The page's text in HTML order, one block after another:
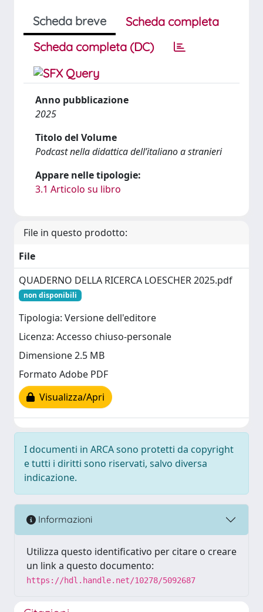
Scheda breve
Scheda completa
Scheda completa (DC)
Anno pubblicazione
2025
Titolo del Volume
Podcast nella didattica dell’italiano a stranieri
Appare nelle tipologie:
3.1 Articolo su libro
File in questo prodotto:
File
QUADERNO DELLA RICERCA LOESCHER 2025.pdf
non disponibili
Tipologia: Versione dell'editore
Licenza: Accesso chiuso-personale
Dimensione 2.5 MB
Formato Adobe PDF
Visualizza/Apri
I documenti in ARCA sono protetti da copyright
e tutti i diritti sono riservati, salvo diversa
indicazione.
Informazioni
Utilizza questo identificativo per citare o creare
un link a questo documento:
https://hdl.handle.net/10278/5092687